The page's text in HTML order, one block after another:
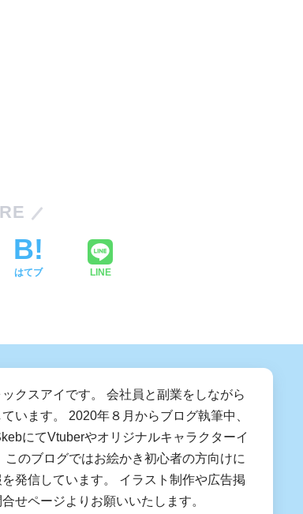
はてブ LINE
クスアイです。 会社員と副業をしながら
います。 2020年８月からブログ執筆中、
にてVtuberやオリジナルキャラクターイ
このブログではお絵かき初心者の方向けに
発信しています。 イラスト制作や広告掲
せページよりお願いいたします。